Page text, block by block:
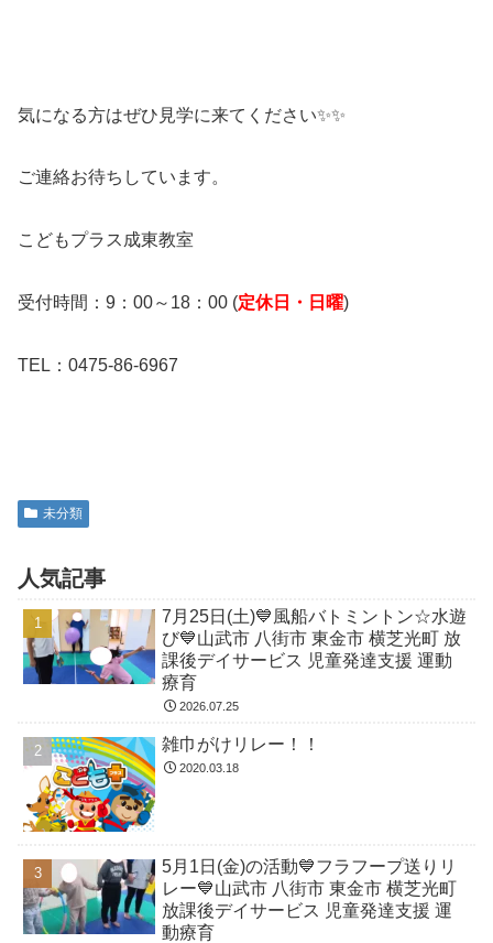
気になる方はぜひ見学に来てください✨✨
ご連絡お待ちしています。
こどもプラス成東教室
受付時間：9：00～18：00 (定休日・日曜)
TEL：0475-86-6967
未分類
人気記事
7月25日(土)💙風船バトミントン☆水遊
び💙山武市 八街市 東金市 横芝光町 放
課後デイサービス 児童発達支援 運動
療育
2026.07.25
雑巾がけリレー！！
2020.03.18
5月1日(金)の活動💙フラフープ送りリ
レー💙山武市 八街市 東金市 横芝光町
放課後デイサービス 児童発達支援 運
動療育